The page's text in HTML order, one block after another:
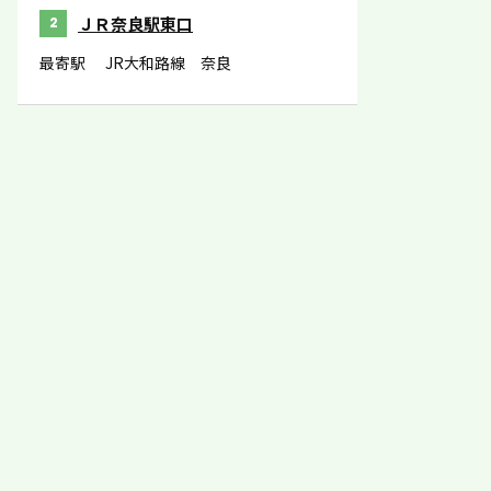
2 ＪＲ奈良駅東口
最寄駅 JR大和路線 奈良